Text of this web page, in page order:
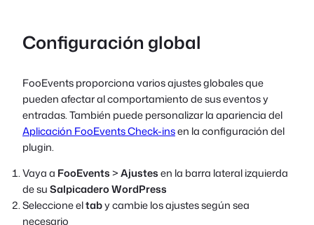
French
Polish
Czech
Configuración global
FooEvents proporciona varios ajustes globales que
pueden afectar al comportamiento de sus eventos y
entradas. También puede personalizar la apariencia del
Aplicación FooEvents Check-insen la configuración del
plugin.
Vaya a FooEvents>Ajustesen la barra lateral izquierda
de suSalpicadero WordPress
Seleccione eltaby cambie los ajustes según sea
necesario